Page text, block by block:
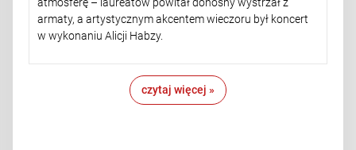
armaty, a artystycznym akcentem wieczoru był koncert
w wykonaniu Alicji Habzy.
czytaj więcej »